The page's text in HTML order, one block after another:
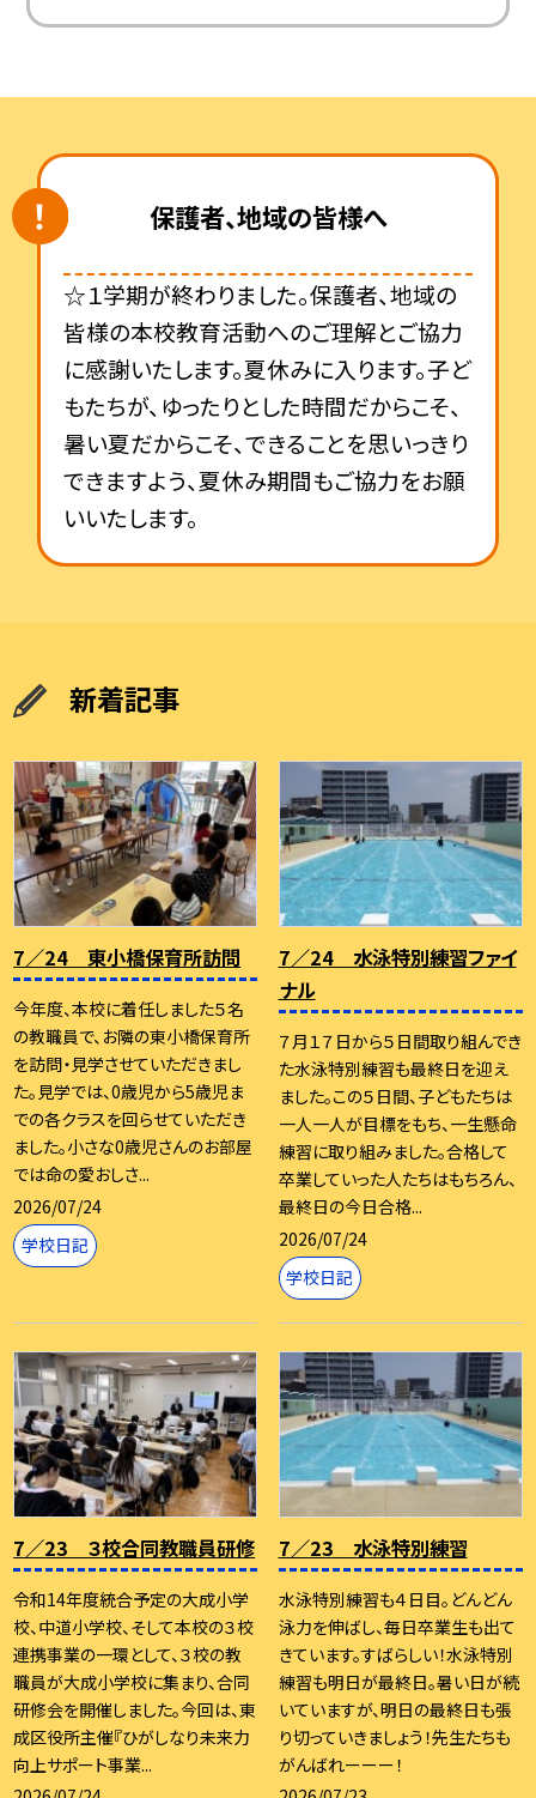
保護者、地域の皆様へ
☆１学期が終わりました。保護者、地域の
皆様の本校教育活動へのご理解とご協力
に感謝いたします。夏休みに入ります。子ど
もたちが、ゆったりとした時間だからこそ、
暑い夏だからこそ、できることを思いっきり
できますよう、夏休み期間もご協力をお願
いいたします。
新着記事
7／24 東小橋保育所訪問
今年度、本校に着任しました５名
の教職員で、お隣の東小橋保育所
を訪問・見学させていただきまし
た。見学では、0歳児から5歳児ま
での各クラスを回らせていただき
ました。小さな0歳児さんのお部屋
では命の愛おしさ...
2026/07/24
学校日記
7／24 水泳特別練習ファイ
ナル
７月１７日から５日間取り組んでき
た水泳特別練習も最終日を迎え
ました。この５日間、子どもたちは
一人一人が目標をもち、一生懸命
練習に取り組みました。合格して
卒業していった人たちはもちろん、
最終日の今日合格...
2026/07/24
学校日記
7／23 ３校合同教職員研修
令和14年度統合予定の大成小学
校、中道小学校、そして本校の３校
連携事業の一環として、３校の教
職員が大成小学校に集まり、合同
研修会を開催しました。今回は、東
成区役所主催『ひがしなり未来力
向上サポート事業...
7／23 水泳特別練習
水泳特別練習も４日目。どんどん
泳力を伸ばし、毎日卒業生も出て
きています。すばらしい！水泳特別
練習も明日が最終日。暑い日が続
いていますが、明日の最終日も張
り切っていきましょう！先生たちも
がんばれーーー！